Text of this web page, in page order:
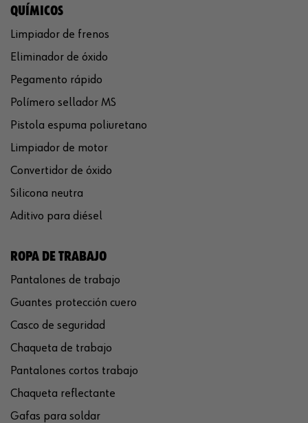
QUÍMICOS
Limpiador de frenos
Eliminador de óxido
Pegamento rápido
Polímero sellador MS
Pistola espuma poliuretano
Limpiador de motor
Convertidor de óxido
Silicona neutra
Aditivo para diésel
ROPA DE TRABAJO
Pantalones de trabajo
Guantes protección cuero
Casco de seguridad
Chaqueta de trabajo
Pantalones cortos trabajo
Chaqueta reflectante
Gafas para soldar